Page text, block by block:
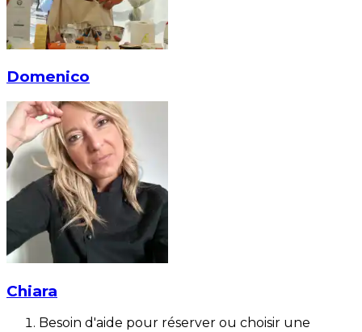
Domenico
Chiara
Besoin d'aide pour réserver ou choisir une